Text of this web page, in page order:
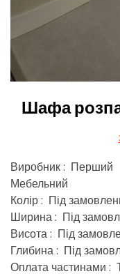
Шафа
Виробник : Перший
Мебельний
Колір : Під
Ширина : Під
Висота : Під
Глибина : Під
Оплата частинами :